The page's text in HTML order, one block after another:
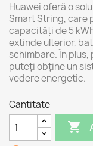
Huawei oferă o
Smart String, care
capacități de 5
extinde ulterior,
schimbare. În
puteți obține un
vedere energetic.
Cantitate
